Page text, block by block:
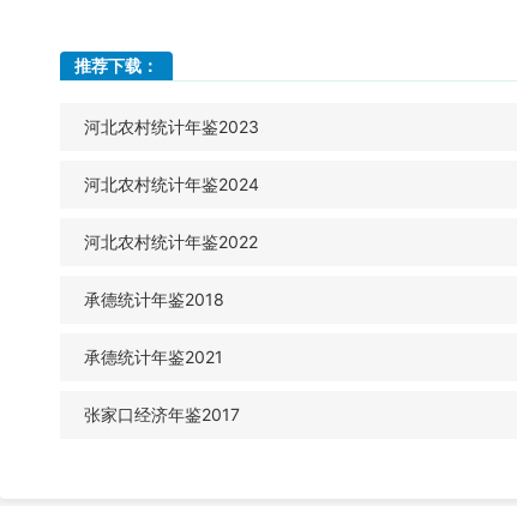
推荐下载：
河北农村统计年鉴2023
河北农村统计年鉴2024
河北农村统计年鉴2022
承德统计年鉴2018
承德统计年鉴2021
张家口经济年鉴2017